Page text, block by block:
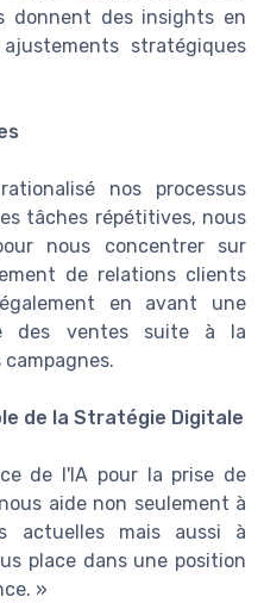
donnent des insights en
stratégiques
nos processus
tâches répétitives, nous
nous concentrer sur
de relations clients
en avant une
des ventes suite à la
de la Stratégie Digitale
de l'IA pour la prise de
aide non seulement à
actuelles mais aussi à
place dans une position
»